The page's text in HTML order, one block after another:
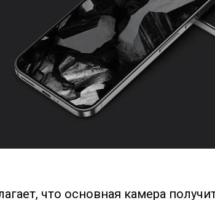
что основная камера